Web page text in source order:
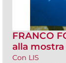
FRANCO
alla mostra
Con LIS